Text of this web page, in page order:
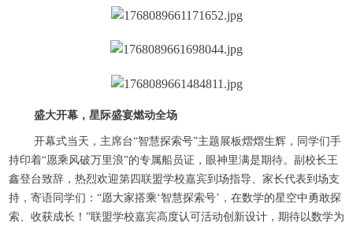
盛大开幕，星际盛宴燃动全场
开幕式当天，主席台“智慧探索号”主题展板熠熠生辉，同学们手
持印着“愿乘风破万里浪”的专属船员证，眼神里满是期待。副校长王
鑫登台致辞，热烈欢迎第四联盟学校嘉宾到场指导、家长代表到场支
持，寄语同学们：“愿大家搭乘‘智慧探索号’，在数学的星空中勇敢探
索、收获成长！”联盟学校嘉宾高度认可活动创新设计，期待以数学为